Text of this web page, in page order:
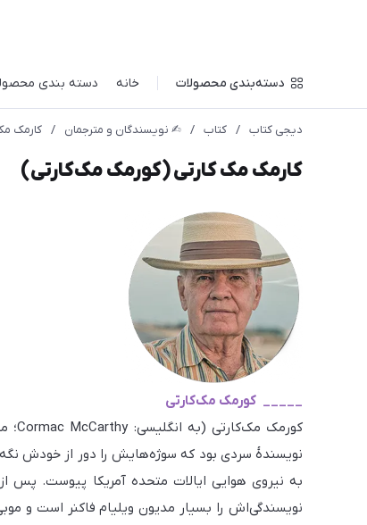
دسته‌بندی محصولات خانه دسته بندی
دیجی کتاب / کتاب / ✍︎ نویسندگان و مترجمان / کارمک
کارمک مک‌ کارتی (کورمک مک‌کارتی)
_____ کورمک مک‌کارتی
به نیروی هوایی ایالات متحده آمریکا پیوست. پس
نویسندگی‌اش را بسیار مدیون ویلیام فاکنر است و